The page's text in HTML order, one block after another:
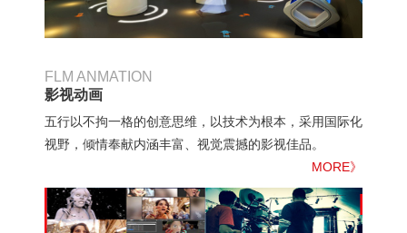
FLM ANMATION
影视动画
五行以不拘一格的创意思维，以技术为根本，采用国际化
视野，倾情奉献内涵丰富、视觉震撼的影视佳品。
MORE》